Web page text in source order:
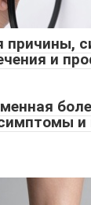
причины,
и